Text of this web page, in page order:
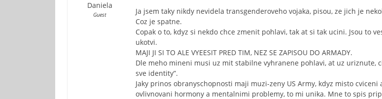
Daniela
Guest
Ja jsem taky nikdy nevidela transgenderoveho vojaka, pisou, ze jich je
Coz je spatne.
Copak o to, kdyz si nekdo chce zmenit pohlavi, tak at si tak ucini. Jsou to
ukotvi.
MAJI JI SI TO ALE VYEESIT PRED TIM, NEZ SE ZAPISOU DO ARMADY.
Dle meho mineni musi uz mit stabilne vyhranene pohlavi, at uz uriznute,
sve identity”.
Jaky prinos obranyschopnosti maji muzi-zeny US Army, kdyz misto
ovlivnovani hormony a mentalnimi problemy, to mi unika. Mne to spis